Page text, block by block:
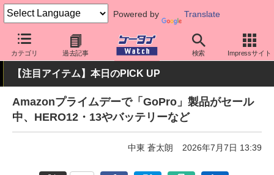
Powered by Translate
カテゴリ 過去記事 検索 Impressサイト
ケータイ Watch 周辺機器/アクセサリー
【注目アイテム】本日のPICK UP
Amazonプライムデーで「GoPro」製品がセール
中、HERO12・13やバッテリーなど
中東 蒼太朗 2026年7月7日 13:39